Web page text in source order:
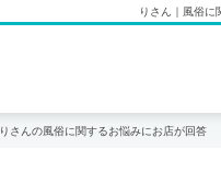
りさん｜風俗に
りさんの風俗に関するお悩みにお店が回答